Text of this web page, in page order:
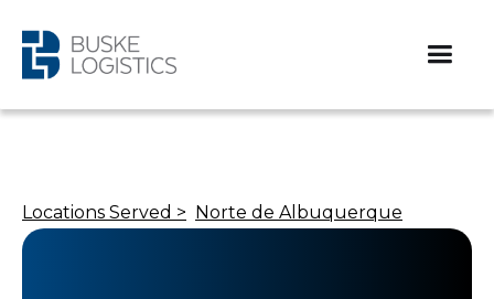
Locations Served > Norte de Albuquerque